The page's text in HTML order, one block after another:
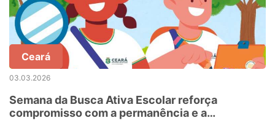
Ceará
03.03.2026
Semana da Busca Ativa Escolar reforça
compromisso com a permanência e a